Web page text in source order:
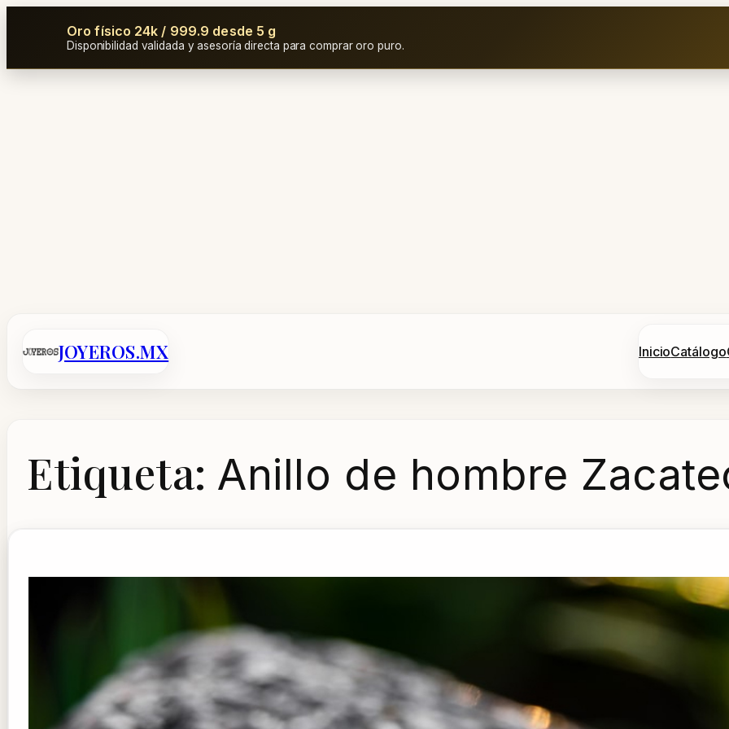
Oro físico 24k / 999.9 desde 5 g
Disponibilidad validada y asesoría directa para comprar oro puro.
JOYEROS.MX InicioCatálogo
Etiqueta: Anillo de hombre